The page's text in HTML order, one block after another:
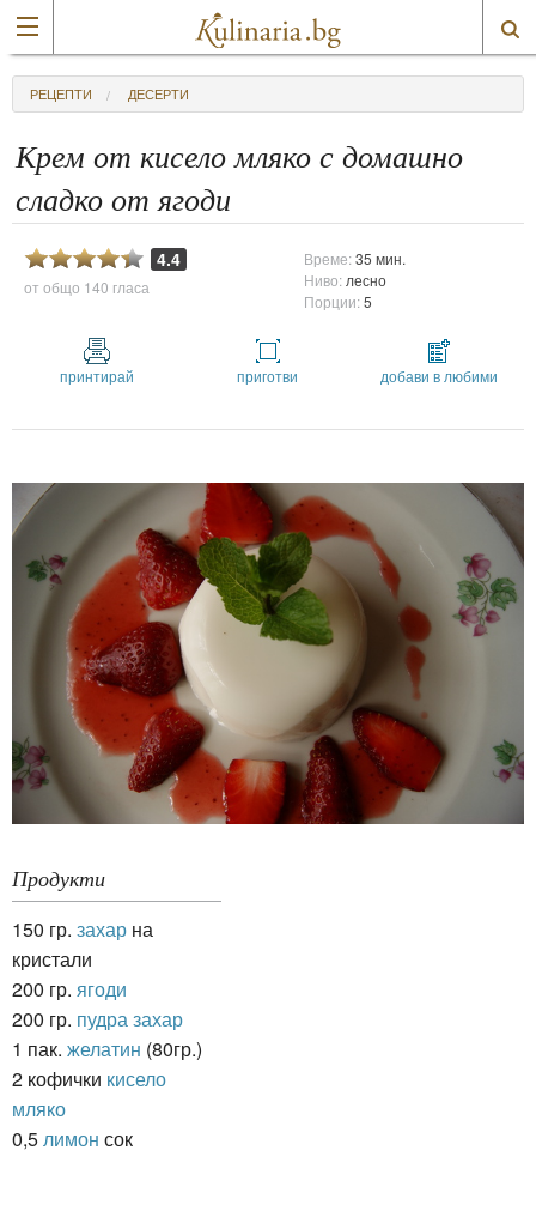
РЕЦЕПТИ ДЕСЕРТИ
Крем от кисело мляко с домашно
сладко от ягоди
4.4
от общо 140 гласа
Време:35 мин.
Ниво: лесно
Порции:5
принтирай приготви добави в любими
Продукти
150 гр. захар на
кристали
200 гр. ягоди
200 гр. пудра захар
1 пак. желатин (80гр.)
2 кофички кисело
мляко
0,5 лимон сок